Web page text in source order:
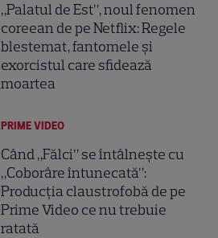
„Palatul de Est”, noul fenomen
coreean de pe Netflix: Regele
blestemat, fantomele și
exorcistul care sfidează
moartea
PRIME VIDEO
Când „Fălci” se întâlnește cu
„Coborâre întunecată”:
Producția claustrofobă de pe
Prime Video ce nu trebuie
ratată